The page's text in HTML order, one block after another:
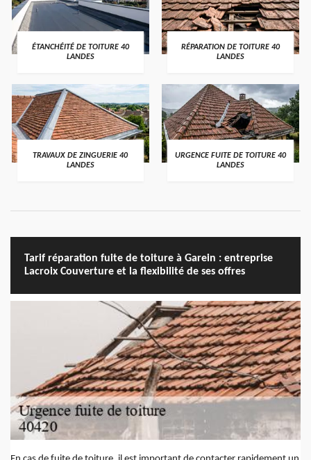
ÉTANCHÉITÉ DE TOITURE 40
LANDES
RÉPARATION DE TOITURE 40
LANDES
TRAVAUX DE ZINGUERIE 40
LANDES
URGENCE FUITE DE TOITURE 40
LANDES
Tarif réparation fuite de toiture à Garein : entreprise
Lacroix Couverture et la flexibilité de ses offres